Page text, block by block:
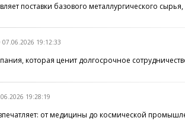
поставки базового металлургического
07.06.2026 19:12:33
которая ценит долгосрочное
19:28:19
от медицины до космической